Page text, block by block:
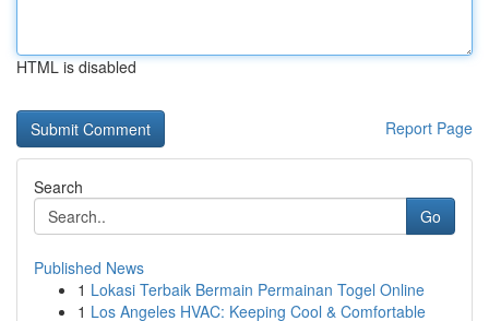
HTML is disabled
Report Page
Search
Go
Published News
1 Lokasi Terbaik Bermain Permainan Togel Online
1 Los Angeles HVAC: Keeping Cool & Comfortable